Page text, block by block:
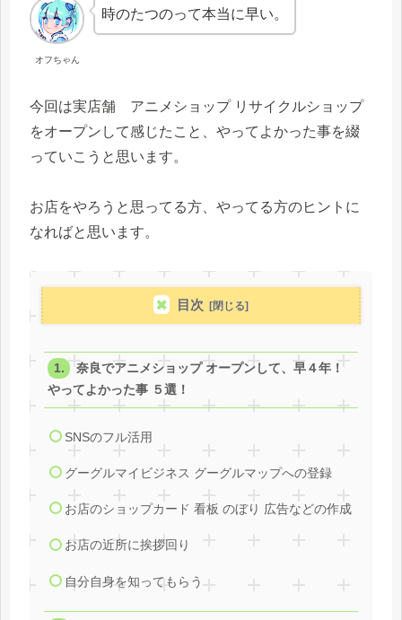
オフちゃん
時のたつのって本当に早い。
今回は実店舗 アニメショップ リサイクルショップ
をオープンして感じたこと、やってよかった事を綴
っていこうと思います。
お店をやろうと思ってる方、やってる方のヒントに
なればと思います。
目次
奈良でアニメショップ オープンして、早４年！
やってよかった事 ５選！
SNSのフル活用
グーグルマイビジネス グーグルマップへの登録
お店のショップカード 看板 のぼり 広告などの作成
お店の近所に挨拶回り
自分自身を知ってもらう